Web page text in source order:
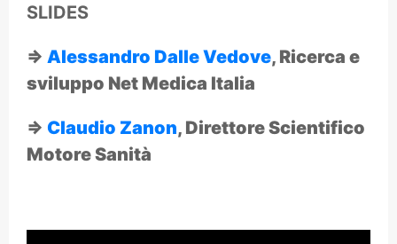
SLIDES
⇒ Alessandro Dalle Vedove, Ricerca e
sviluppo Net Medica Italia
⇒ Claudio Zanon, Direttore Scientifico
Motore Sanità